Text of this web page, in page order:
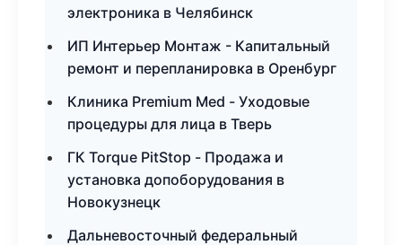
электроника в Челябинск
ИП Интерьер Монтаж - Капитальный
ремонт и перепланировка в Оренбург
Клиника Premium Med - Уходовые
процедуры для лица в Тверь
ГК Torque PitStop - Продажа и
установка допоборудования в
Новокузнецк
Дальневосточный федеральный